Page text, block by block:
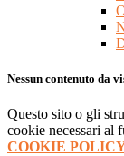
Nessun contenuto da
Questo sito o gli
cookie necessari al
COOKIE